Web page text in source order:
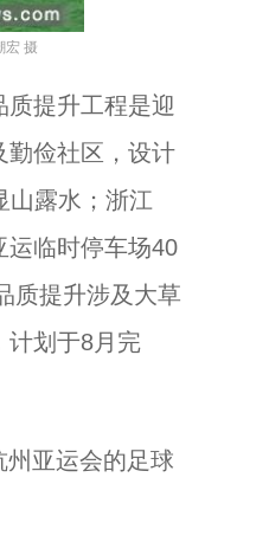
宏 摄
提升工程是迎
勤俭社区，设计
山露水；浙江
运临时停车场40
质提升涉及大草
计划于8月完
亚运会的足球